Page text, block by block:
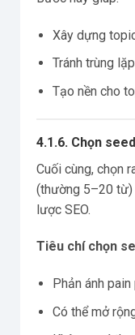
Xây dựng
Tránh trùng
Tạo nền cho
4.1.6. Chọn
Cuối cùng, chọn
(thường 5–20 từ)
lược SEO.
Tiêu chí chọn
Phản ánh
Có thể mở